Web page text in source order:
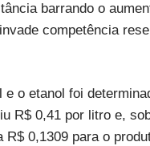
barrando o
competência
o etanol foi
R$ 0,41 por litro e,
0,1309 para o